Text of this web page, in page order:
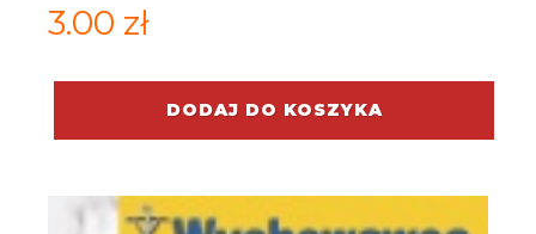
3.00 zł
DODAJ DO KOSZYKA